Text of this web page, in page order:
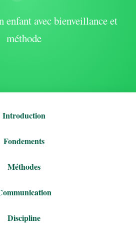
enfant avec bienveillance et
méthode
Introduction
Fondements
Méthodes
Discipline